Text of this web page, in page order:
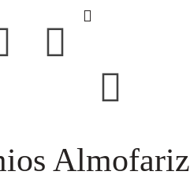
Almofariz